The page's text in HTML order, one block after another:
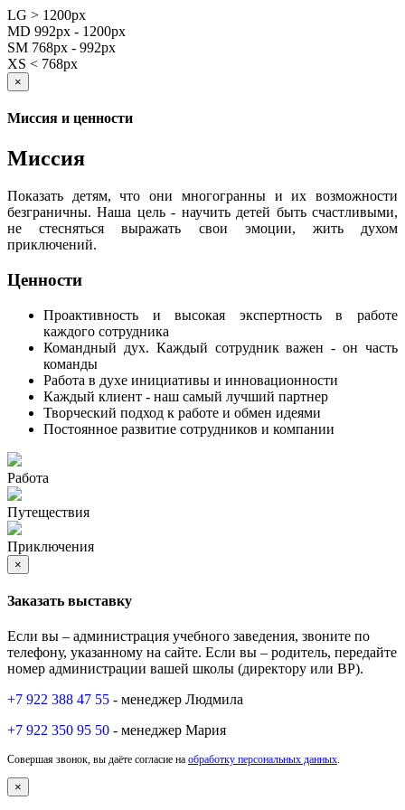
LG > 1200px
MD 992px - 1200px
SM 768px - 992px
XS < 768px
×
Миссия и ценности
Миссия
Показать детям, что они многогранны и их возможности
безграничны. Наша цель - научить детей быть счастливыми,
не стесняться выражать свои эмоции, жить духом
приключений.
Ценности
Проактивность и высокая экспертность в работе
каждого сотрудника
Командный дух. Каждый сотрудник важен - он часть
команды
Работа в духе инициативы и инновационности
Каждый клиент - наш самый лучший партнер
Творческий подход к работе и обмен идеями
Постоянное развитие сотрудников и компании
Работа
Путеществия
Приключения
×
Заказать выставку
Если вы – администрация учебного заведения, звоните по
телефону, указанному на сайте. Если вы – родитель, передайте
номер администрации вашей школы (директору или ВР).
+7 922 388 47 55 - менеджер Людмила
+7 922 350 95 50 - менеджер Мария
Совершая звонок, вы даёте согласие на обработку персональных данных.
×